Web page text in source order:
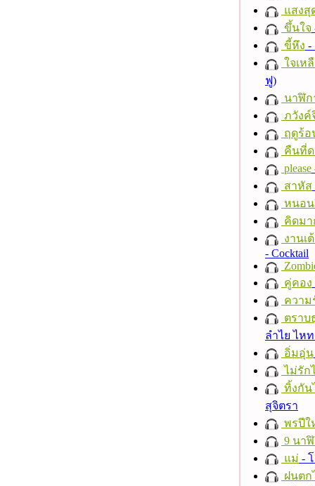
แสงสุ
ขึ้นใจ
ขี้หึง -
ใจเห
ฟู)
นาฬิก
ภวังค์
ฤดูร้อ
คืนที่ด
please
สาหัส
หนอน
คิดมา
งานเ
- Cocktail
คู่คอง
ความ
ตราบ
ลำไย ไห
อิ่มอุ่น
ไม่รัก
ทิ้งกัน
สุจิตรา
พรปีใ
9 นา
แม่ -
ฝนตก